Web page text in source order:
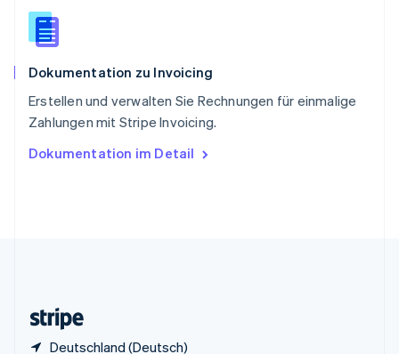
Dokumentation zu Invoicing
Erstellen und verwalten Sie Rechnungen für einmalige
Zahlungen mit Stripe Invoicing.
Dokumentation im Detail
Deutschland (Deutsch)
English
Spanien
Thailand
Tschechische Republik
English
English